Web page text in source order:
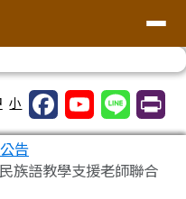
小
告
族語教學支援老師聯合